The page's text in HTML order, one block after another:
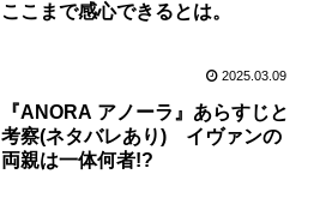
ここまで感心できるとは。
2025.03.09
『ANORA アノーラ』あらすじと
考察(ネタバレあり) イヴァンの
両親は一体何者!?